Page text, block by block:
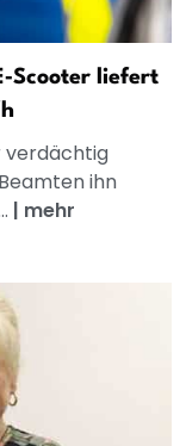
liefert
verdächtig
ihn
| mehr